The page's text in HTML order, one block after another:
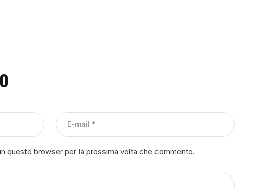
questo browser per la prossima volta che commento.